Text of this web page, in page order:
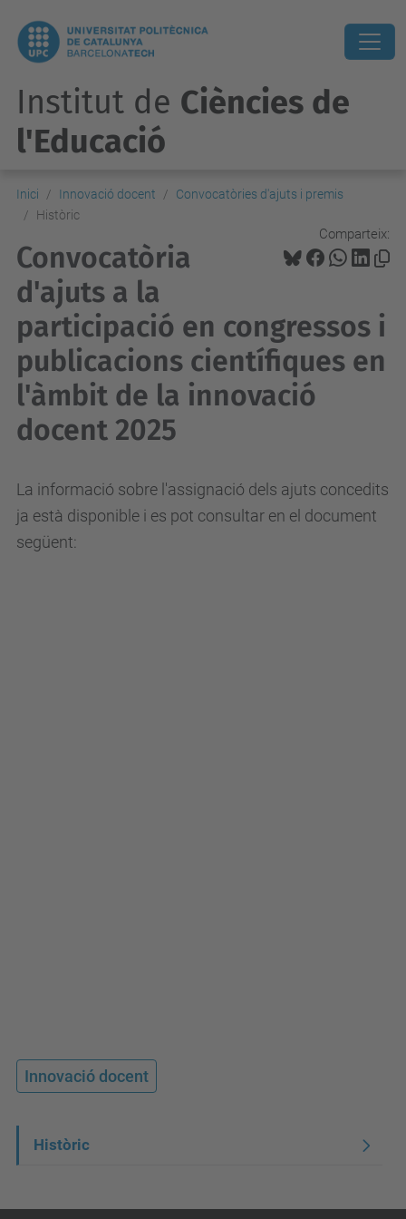
Institut de Ciències de
l'Educació
Inici Innovació docent
Convocatòries d'ajuts i premis
Històric
Comparteix:
Convocatòria
d'ajuts a la
participació en congressos i
publicacions científiques en
l'àmbit de la innovació
docent 2025
La informació sobre l'assignació dels ajuts concedits
ja està disponible i es pot consultar en el document
següent:
Innovació docent
v
Històric